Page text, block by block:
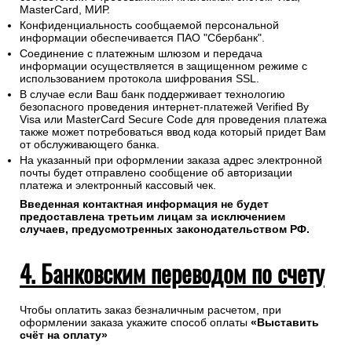
MasterCard, МИР.
Конфиденциальность сообщаемой персональной
информации обеспечивается ПАО "Сбербанк".
Соединение с платежным шлюзом и передача
информации осуществляется в защищенном режиме с
использованием протокола шифрования SSL.
В случае если Ваш банк поддерживает технологию
безопасного проведения интернет-платежей Verified By
Visa или MasterCard Secure Code для проведения платежа
также может потребоваться ввод кода который придет Вам
от обслуживающего банка.
На указанный при оформлении заказа адрес электронной
почты будет отправлено сообщение об авторизации
платежа и электронный кассовый чек.
Введенная контактная информация не будет
предоставлена третьим лицам за исключением
случаев, предусмотренных законодательством РФ.
4. Банковским переводом по счету
Чтобы оплатить заказ безналичным расчетом, при
оформлении заказа укажите способ оплаты «Выставить
счёт на оплату»